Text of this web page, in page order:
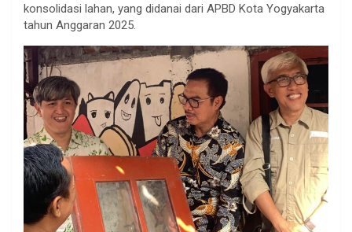
konsolidasi lahan, yang didanai dari APBD Kota Yogyakarta
tahun Anggaran 2025.